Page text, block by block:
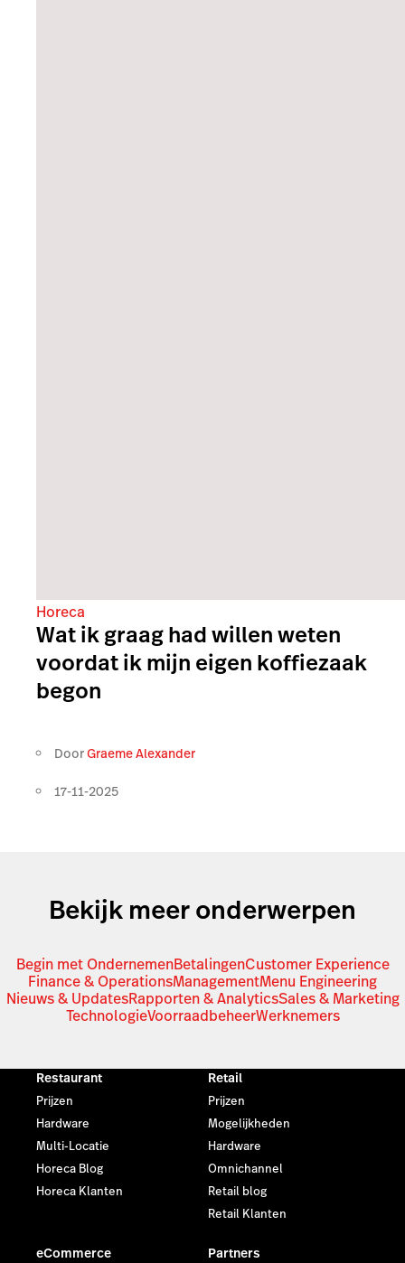
Horeca
Wat ik graag had willen weten
voordat ik mijn eigen koffiezaak
begon
DoorGraeme Alexander
17-11-2025
Bekijk meer onderwerpen
Begin met OndernemenBetalingenCustomer Experience
Finance & OperationsManagementMenu Engineering
Nieuws & UpdatesRapporten & AnalyticsSales & Marketing
TechnologieVoorraadbeheerWerknemers
Restaurant
Prijzen
Hardware
Multi-Locatie
Horeca Blog
Horeca Klanten
Retail
Prijzen
Mogelijkheden
Hardware
Omnichannel
Retail blog
Retail Klanten
eCommerce Partners